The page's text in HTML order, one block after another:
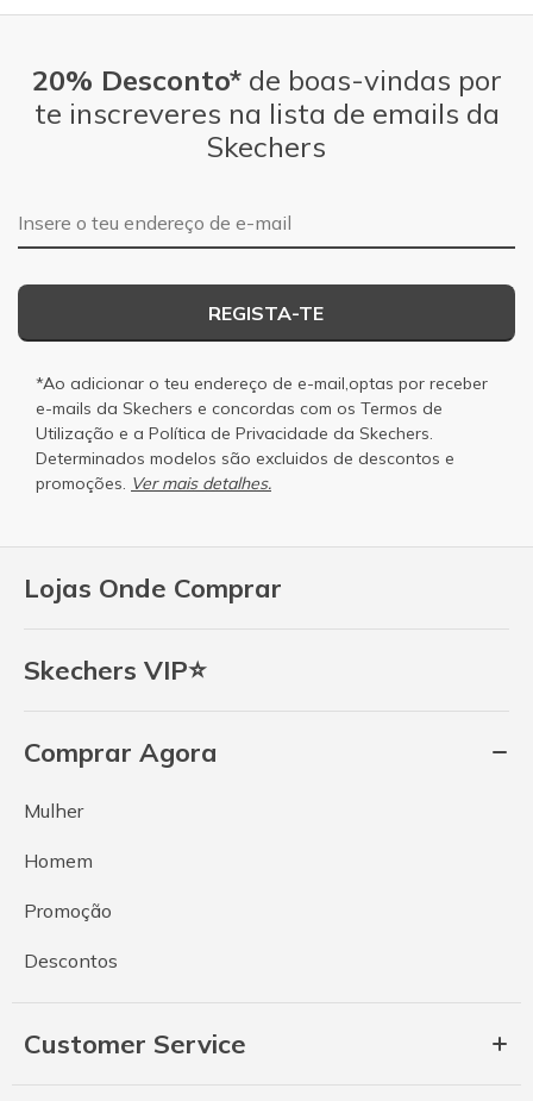
Lojas Onde Comprar
Skechers VIP⭐
Comprar Agora
Mulher
Homem
Promoção
Descontos
Customer Service
20% Desconto*de boas-vindas por
te inscreveres na lista de emails da
Skechers
Endereço de e-mail
REGISTA-TE
*Ao adicionar o teu endereço de e-mail,optas por receber
e-mails da Skechers e concordas com os Termos de
Utilização e a Política de Privacidade da Skechers.
Determinados modelos são excluidos de descontos e
promoções. Ver mais detalhes.